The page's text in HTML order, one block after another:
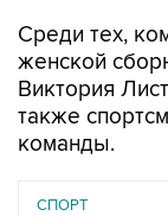
Среди тех,
женской
Виктория
также
команды.
СПОРТ